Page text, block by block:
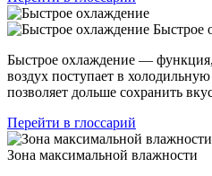
Быстрое
Быстрое охлаждение —
воздух поступает в
позволяет дольше сохранить
Перейти в глоссарий
Зона максимальной влажности